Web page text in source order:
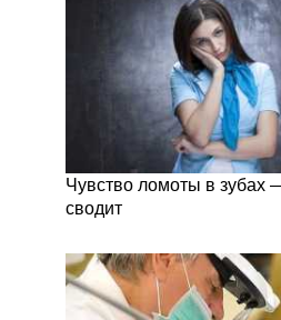
Чувство ломоты в зубах
сводит